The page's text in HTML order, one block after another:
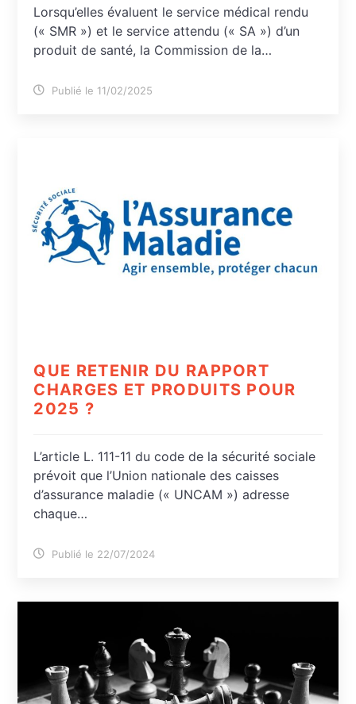
Lorsqu’elles évaluent le service médical rendu
(« SMR ») et le service attendu (« SA ») d’un
produit de santé, la Commission de la…
Publié le 11/02/2025
QUE RETENIR DU RAPPORT
CHARGES ET PRODUITS POUR
2025 ?
L’article L. 111-11 du code de la sécurité sociale
prévoit que l’Union nationale des caisses
d’assurance maladie (« UNCAM ») adresse
chaque…
Publié le 22/07/2024